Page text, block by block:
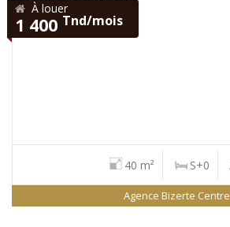
À louer
1 400 Tnd/mois
40 m² S+0
Agence Bizerte Centre